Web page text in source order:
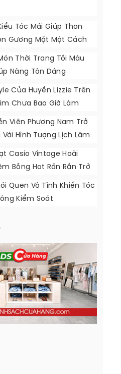
Tóc Mái Giúp Thon
Gương Mặt Một Cách
Nhiên
Thời Trang Tối Màu
Nàng Tôn Dáng
Của Huyền Lizzie Trên
Chưa Bao Giờ Làm
Giả Thất Vọng
Viên Phương Nam Trở
Với Hình Tượng Lịch Lãm
Casio Vintage Hoài
Bỗng Hot Rần Rần Trở
Quen Vô Tình Khiến Tóc
Kiểm Soát